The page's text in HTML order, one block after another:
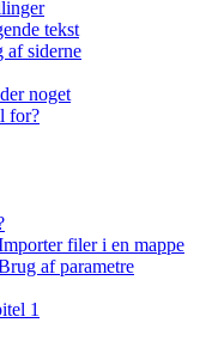
tekst
af siderne
noget
for?
filer i en mappe
af parametre
1